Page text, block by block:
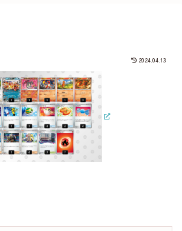
2024.04.13